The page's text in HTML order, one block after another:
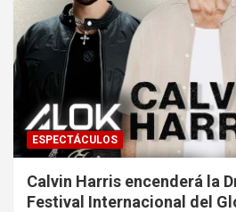
ESPECTÁCULOS
Calvin Harris encenderá la
Festival Internacional del